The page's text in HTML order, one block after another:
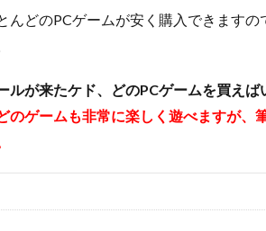
んどのPCゲームが安く購入できます
ルが来たケド、どのPCゲームを買え
のゲームも非常に楽しく遊べますが、